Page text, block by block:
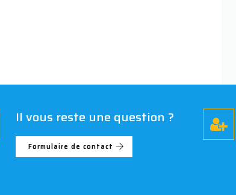
Il vous reste une question ?
Formulaire de contact